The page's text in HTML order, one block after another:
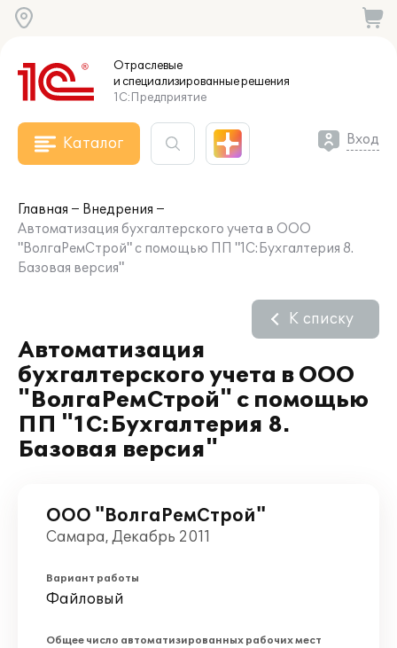
Отраслевые
и специализированныерешения
1С:Предприятие
Каталог Вход
Главная
Внедрения
Автоматизация бухгалтерского учета в ООО
"ВолгаРемСтрой" с помощью ПП "1С:Бухгалтерия 8.
Базовая версия"
Автоматизация
бухгалтерского учета в ООО
"ВолгаРемСтрой" с помощью
ПП "1С:Бухгалтерия 8.
Базовая версия"
К списку
ООО "ВолгаРемСтрой"
Самара, Декабрь 2011
Вариант работы
Файловый
Общее число автоматизированных рабочих мест